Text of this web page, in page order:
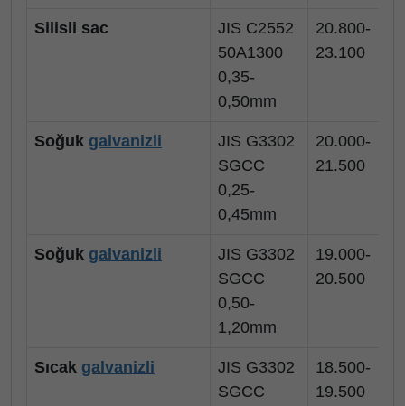
Silisli sac
JIS C2552
50A1300
0,35-
0,50mm
20.800-
23.100
Soğuk galvanizli
JIS G3302
SGCC
0,25-
0,45mm
20.000-
21.500
Soğuk galvanizli
JIS G3302
SGCC
0,50-
1,20mm
19.000-
20.500
Sıcak galvanizli
JIS G3302
SGCC
18.500-
19.500